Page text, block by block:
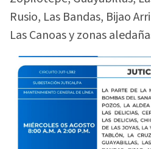
Rusio, Las Bandas, Bijao
Las Canoas y zonas